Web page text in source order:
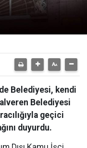
Belediyesi, kendi
Belediyesi
geçici
duyurdu.